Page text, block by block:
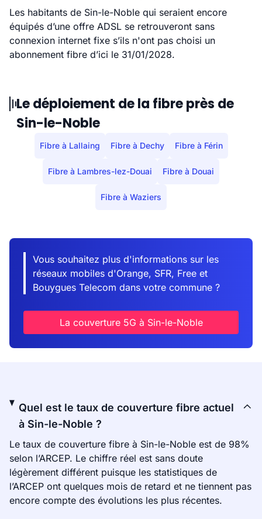
Les habitants de Sin-le-Noble qui seraient encore
équipés d’une offre ADSL se retrouveront sans
connexion internet fixe s’ils n'ont pas choisi un
abonnement fibre d’ici le 31/01/2028.
Le déploiement de la fibre près de
Sin-le-Noble
Fibre à Lallaing Fibre à Dechy Fibre à Férin
Fibre à Lambres-lez-Douai Fibre à Douai
Fibre à Waziers
Vous souhaitez plus d'informations sur les
réseaux mobiles d'Orange, SFR, Free et
Bouygues Telecom dans votre commune ?
La couverture 5G à Sin-le-Noble
Quel est le taux de couverture fibre actuel
à Sin-le-Noble ?
Le taux de couverture fibre à Sin-le-Noble est de 98%
selon l’ARCEP. Le chiffre réel est sans doute
légèrement différent puisque les statistiques de
l’ARCEP ont quelques mois de retard et ne tiennent pas
encore compte des évolutions les plus récentes.